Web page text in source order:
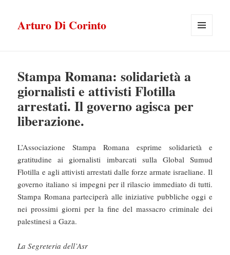
Arturo Di Corinto
Stampa Romana: solidarietà a
giornalisti e attivisti Flotilla
arrestati. Il governo agisca per
liberazione.
L’Associazione Stampa Romana esprime solidarietà e
gratitudine ai giornalisti imbarcati sulla Global Sumud
Flotilla e agli attivisti arrestati dalle forze armate israeliane. Il
governo italiano si impegni per il rilascio immediato di tutti.
Stampa Romana parteciperà alle iniziative pubbliche oggi e
nei prossimi giorni per la fine del massacro criminale dei
palestinesi a Gaza.
La Segreteria dell’Asr